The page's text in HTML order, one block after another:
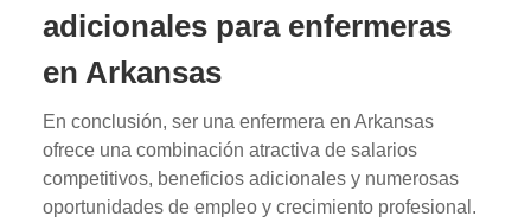
adicionales para enfermeras
en Arkansas
En conclusión, ser una enfermera en Arkansas
ofrece una combinación atractiva de salarios
competitivos, beneficios adicionales y numerosas
oportunidades de empleo y crecimiento profesional.